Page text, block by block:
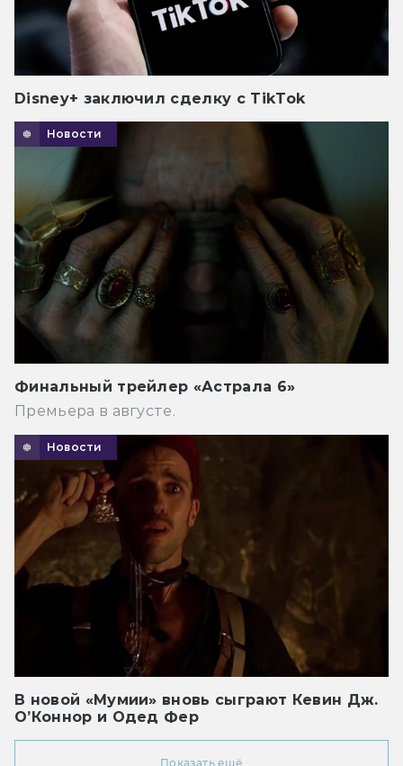
Disney+ заключил сделку с TikTok
Новости
Финальный трейлер «Астрала 6»
Премьера в августе.
Новости
В новой «Мумии» вновь сыграют Кевин Дж.
О’Коннор и Одед Фер
Показать ещё